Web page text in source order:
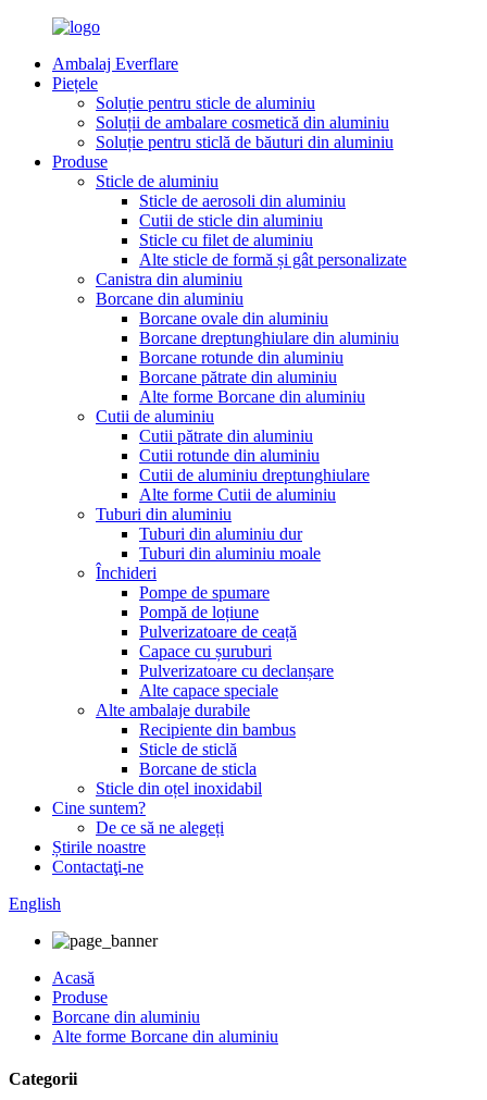
Ambalaj Everflare
Piețele
Soluție pentru sticle de aluminiu
Soluții de ambalare cosmetică din aluminiu
Soluție pentru sticlă de băuturi din aluminiu
Produse
Sticle de aluminiu
Sticle de aerosoli din aluminiu
Cutii de sticle din aluminiu
Sticle cu filet de aluminiu
Alte sticle de formă și gât personalizate
Canistra din aluminiu
Borcane din aluminiu
Borcane ovale din aluminiu
Borcane dreptunghiulare din aluminiu
Borcane rotunde din aluminiu
Borcane pătrate din aluminiu
Alte forme Borcane din aluminiu
Cutii de aluminiu
Cutii pătrate din aluminiu
Cutii rotunde din aluminiu
Cutii de aluminiu dreptunghiulare
Alte forme Cutii de aluminiu
Tuburi din aluminiu
Tuburi din aluminiu dur
Tuburi din aluminiu moale
Închideri
Pompe de spumare
Pompă de loțiune
Pulverizatoare de ceață
Capace cu șuruburi
Pulverizatoare cu declanșare
Alte capace speciale
Alte ambalaje durabile
Recipiente din bambus
Sticle de sticlă
Borcane de sticla
Sticle din oțel inoxidabil
Cine suntem?
De ce să ne alegeți
Știrile noastre
Contactaţi-ne
English
Acasă
Produse
Borcane din aluminiu
Alte forme Borcane din aluminiu
Categorii